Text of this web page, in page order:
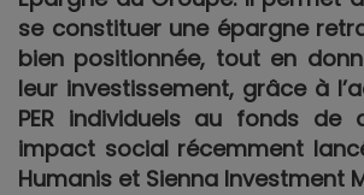
se constituer une épargne
bien positionnée, tout en
leur investissement, grâce à
PER individuels au fonds de
impact social récemment
Humanis et Sienna Investment